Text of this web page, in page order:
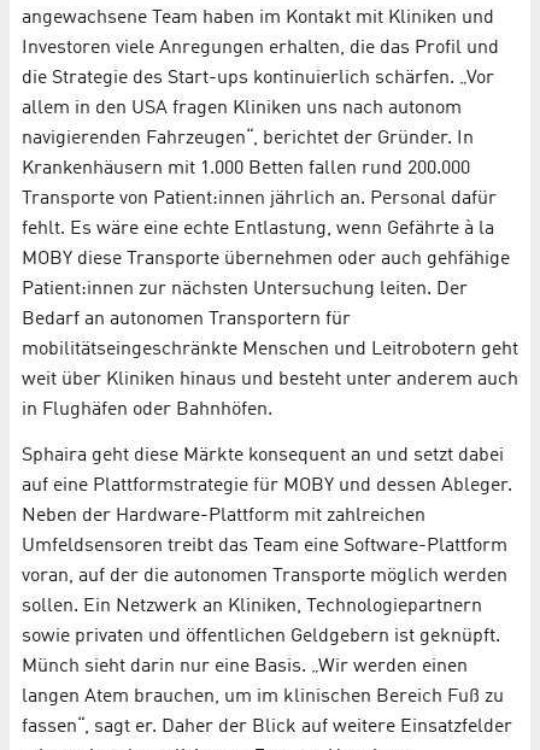
angewachsene Team haben im Kontakt mit Kliniken und
Investoren viele Anregungen erhalten, die das Profil und
die Strategie des Start-ups kontinuierlich schärfen. „Vor
allem in den USA fragen Kliniken uns nach autonom
navigierenden Fahrzeugen“, berichtet der Gründer. In
Krankenhäusern mit 1.000 Betten fallen rund 200.000
Transporte von Patient:innen jährlich an. Personal dafür
fehlt. Es wäre eine echte Entlastung, wenn Gefährte à la
MOBY diese Transporte übernehmen oder auch gehfähige
Patient:innen zur nächsten Untersuchung leiten. Der
Bedarf an autonomen Transportern für
mobilitätseingeschränkte Menschen und Leitrobotern geht
weit über Kliniken hinaus und besteht unter anderem auch
in Flughäfen oder Bahnhöfen.
Sphaira geht diese Märkte konsequent an und setzt dabei
auf eine Plattformstrategie für MOBY und dessen Ableger.
Neben der Hardware-Plattform mit zahlreichen
Umfeldsensoren treibt das Team eine Software-Plattform
voran, auf der die autonomen Transporte möglich werden
sollen. Ein Netzwerk an Kliniken, Technologiepartnern
sowie privaten und öffentlichen Geldgebern ist geknüpft.
Münch sieht darin nur eine Basis. „Wir werden einen
langen Atem brauchen, um im klinischen Bereich Fuß zu
fassen“, sagt er. Daher der Blick auf weitere Einsatzfelder